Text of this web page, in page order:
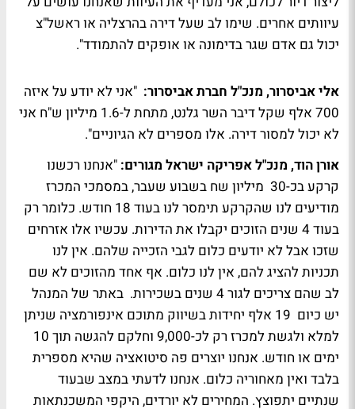
עיוותים אחרים. שימו לב שעל דירה בהרצליה או ראשל"צ
יכול גם אדם שגר בדימונה או אופקים להתמודד".
אלי אביסרור, מנכ"ל חברת אביסרור: "אני לא יודע על איזה
700 אלף שקל דיבר השר גלנט, מתחת ל-1.6 מיליון ש"ח אני
לא יכול למסור דירה. אלו מספרים לא הגיוניים".
אורן הוד, מנכ"ל אפריקה ישראל מגורים: "אנחנו רכשנו
קרקע בכ-30 מיליון שח בשבוע שעבר, במסמכי המכרז
מודיעים לנו שהקרקע תימסר לנו בעוד 18 חודש. כלומר רק
בעוד 4 שנים הזוכים יקבלו את הדירות. עכשיו אלו אזרחים
שזכו אבל לא יודעים כלום לגבי הזכייה שלהם. אין לנו
תכניות להציג להם, אין לנו כלום. אף אחד מהזוכים לא שם
לב שהם צריכים לגור 4 שנים בשכירות. באתר של המנהל
יש כיום 19 אלף יחידות בשיווק מתוכם אינפורמציה שניתן
למלא ולגשת למכרז רק לכ-9,000 וחלקם להגשה תוך 10
ימים או חודש. אנחנו יוצרים פה סיטואציה שהיא מספרית
בלבד ואין מאחוריה כלום. אנחנו לדעתי במצב שבעוד
שנתיים יתפוצץ. המחירים לא יורדים, היקפי המשכנתאות